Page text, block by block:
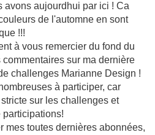
avons aujourdhui par ici ! Ca
de l'automne en sont
!!!
à vous remercier du fond du
sur ma dernière
challenges Marianne Design !
à participer, car
sur les challenges et
participations!
mes toutes dernières abonnées,